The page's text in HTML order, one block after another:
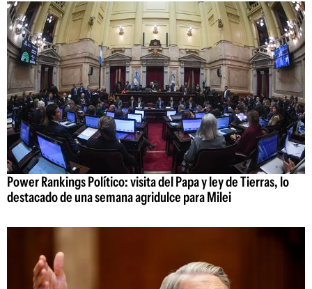
Power Rankings Político: visita del Papa y ley de Tierras, lo
destacado de una semana agridulce para Milei